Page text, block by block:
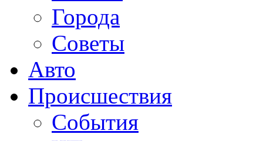
Города
Советы
Авто
Происшествия
События